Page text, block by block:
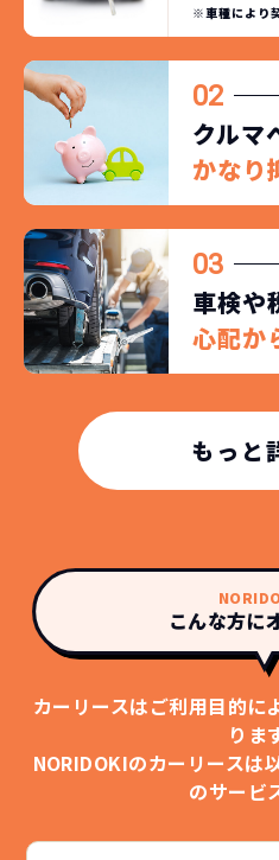
※車種により
02
クルマ
かなり
03
車検や
心配か
もっと
こんな方に
カーリースはご利用目的に
りま
NORIDOKIのカーリースは
のサービ